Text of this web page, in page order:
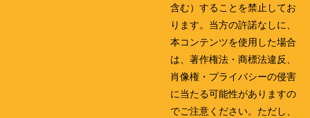
含む）することを禁止してお
ります。当方の許諾なしに、
本コンテンツを使用した場合
は、著作権法・商標法違反、
肖像権・プライバシーの侵害
に当たる可能性がありますの
でご注意ください。ただし、